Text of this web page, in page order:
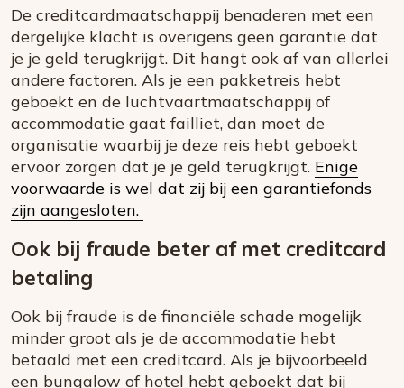
De creditcardmaatschappij benaderen met een
dergelijke klacht is overigens geen garantie dat
je je geld terugkrijgt. Dit hangt ook af van allerlei
andere factoren. Als je een pakketreis hebt
geboekt en de luchtvaartmaatschappij of
accommodatie gaat failliet, dan moet de
organisatie waarbij je deze reis hebt geboekt
ervoor zorgen dat je je geld terugkrijgt. Enige
voorwaarde is wel dat zij bij een garantiefonds
zijn aangesloten.
Ook bij fraude beter af met creditcard
betaling
Ook bij fraude is de financiële schade mogelijk
minder groot als je de accommodatie hebt
betaald met een creditcard. Als je bijvoorbeeld
een bungalow of hotel hebt geboekt dat bij